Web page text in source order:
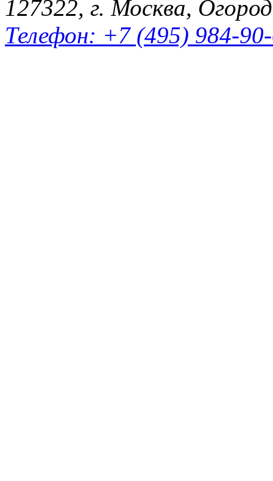
127322, г. Москва,
Телефон: +7 (495) 984-